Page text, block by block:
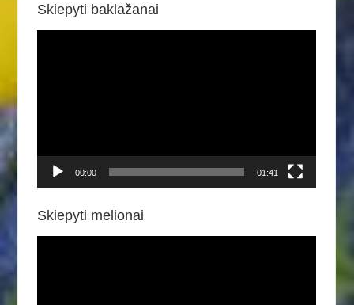
Skiepyti baklažanai
00:00 01:41
Skiepyti melionai